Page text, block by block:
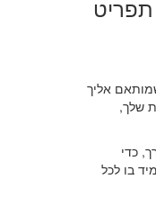
תפריט
אליך
שלך,
כדי
בו לכל